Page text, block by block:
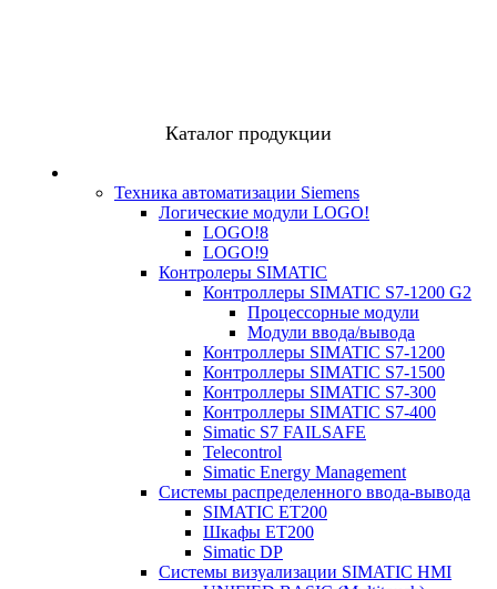
Каталог продукции
Техника автоматизации Siemens
Логические модули LOGO!
LOGO!8
LOGO!9
Контролеры SIMATIC
Контроллеры SIMATIC S7-1200 G2
Процессорные модули
Модули ввода/вывода
Контроллеры SIMATIC S7-1200
Контроллеры SIMATIC S7-1500
Контроллеры SIMATIC S7-300
Контроллеры SIMATIC S7-400
Simatic S7 FAILSAFE
Telecontrol
Simatic Energy Management
Системы распределенного ввода-вывода
SIMATIC ET200
Шкафы ET200
Simatic DP
Системы визуализации SIMATIC HMI